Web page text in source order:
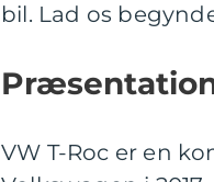
bil. Lad os
VW T-Roc er en